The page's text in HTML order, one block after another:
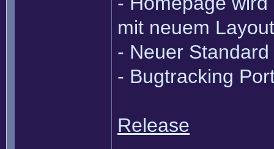
mit neuem Layout
- Neuer Standard
- Bugtracking
Release